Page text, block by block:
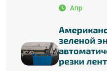
Апр
зеленой
резки